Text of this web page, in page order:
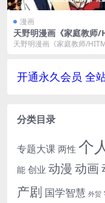
漫画
天野明漫画《家庭教师/
AN REBORN》全33卷
天野明漫画《家庭教师/
开通永久会员 全
分类目录
专题大课 两性 个
能 创业 动漫 动画
产剧 国学智慧 外贸